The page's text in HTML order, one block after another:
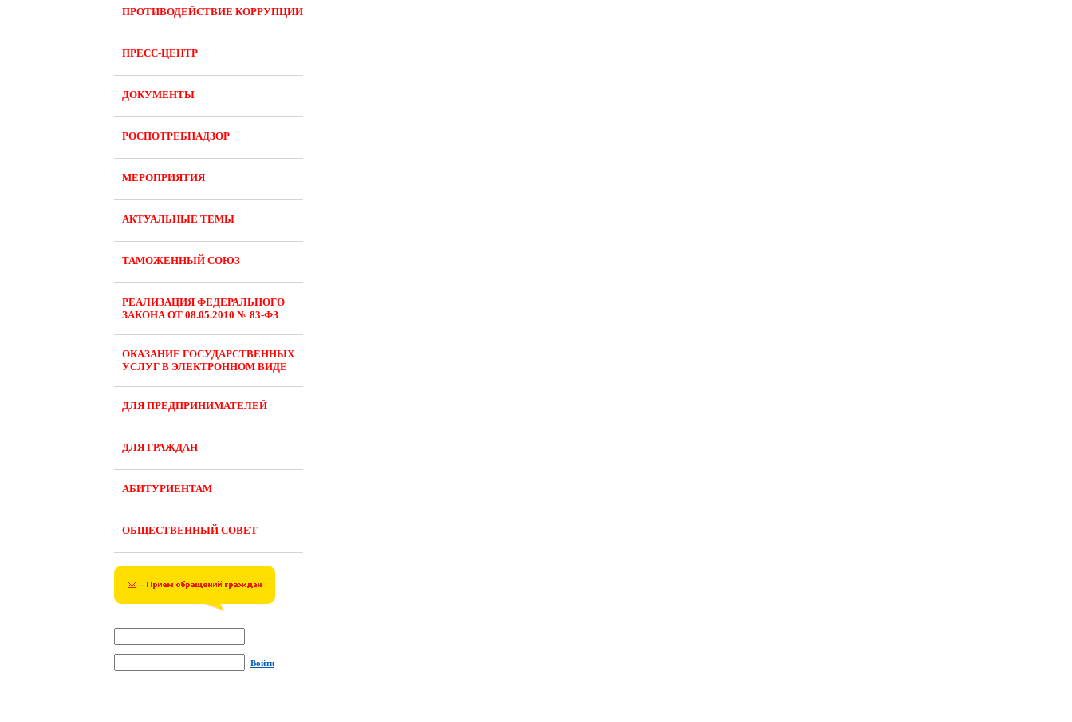
ПРОТИВОДЕЙСТВИЕ КОРРУПЦИИ
ПРЕСС-ЦЕНТР
ДОКУМЕНТЫ
РОСПОТРЕБНАДЗОР
МЕРОПРИЯТИЯ
АКТУАЛЬНЫЕ ТЕМЫ
ТАМОЖЕННЫЙ СОЮЗ
РЕАЛИЗАЦИЯ ФЕДЕРАЛЬНОГО
ЗАКОНА ОТ 08.05.2010 № 83-ФЗ
ОКАЗАНИЕ ГОСУДАРСТВЕННЫХ
УСЛУГ В ЭЛЕКТРОННОМ ВИДЕ
ДЛЯ ПРЕДПРИНИМАТЕЛЕЙ
ДЛЯ ГРАЖДАН
АБИТУРИЕНТАМ
ОБЩЕСТВЕННЫЙ СОВЕТ
Войти